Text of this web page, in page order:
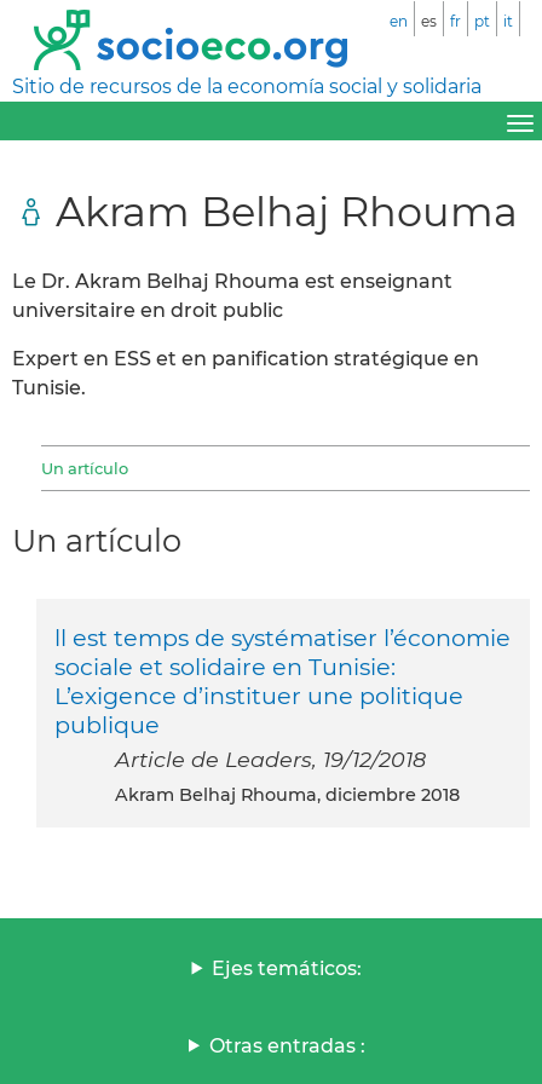
Sitio de recursos de la economía social y solidaria
en es fr pt it
Akram Belhaj Rhouma
Le Dr. Akram Belhaj Rhouma est enseignant
universitaire en droit public
Expert en ESS et en panification stratégique en
Tunisie.
Un artículo
Un artículo
ll est temps de systématiser l’économie
sociale et solidaire en Tunisie:
L’exigence d’instituer une politique
publique
Article de Leaders, 19/12/2018
Akram Belhaj Rhouma, diciembre 2018
Ejes temáticos:
Otras entradas :